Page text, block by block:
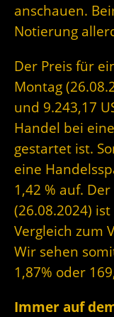
anschauen.
Notierung
Der Preis für
Montag
und 9.243,17
Handel bei
gestartet ist.
eine
1,42 % auf.
(26.08.2024)
Vergleich zum
Wir sehen
1,87% oder
Immer auf